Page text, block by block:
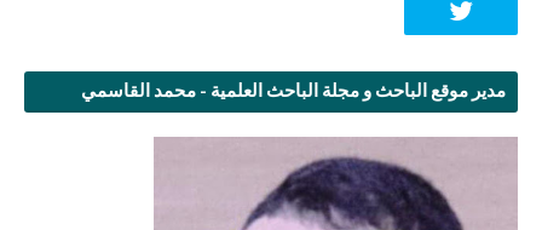
مدير موقع الباحث و مجلة الباحث العلمية - محمد القاسمي